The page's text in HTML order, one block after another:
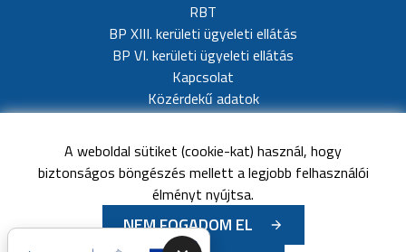
A weboldal sütiket (cookie-kat) használ, hogy
biztonságos böngészés mellett a legjobb felhasználói
élményt nyújtsa.
NEM FOGADOM EL
RBT
BP XIII. kerületi ügyeleti ellátás
BP VI. kerületi ügyeleti ellátás
Kapcsolat
Közérdekű adatok
Adatvédelem
Akadálymentesítési nyilatkozat
Impresszum
Oldaltérkép
Minden jog fenntartvaÉszak-Pesti Centrumkórház-
Nő az esély a közszolgáltatásban